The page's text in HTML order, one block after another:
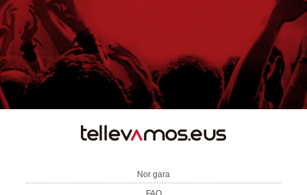
Nor gara